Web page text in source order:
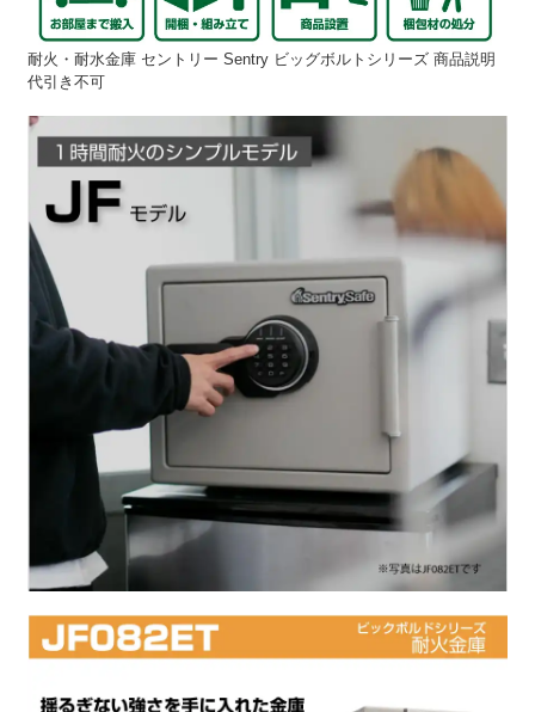
耐火・耐水金庫 セントリー Sentry ビッグボルトシリーズ 商品説明
代引き不可